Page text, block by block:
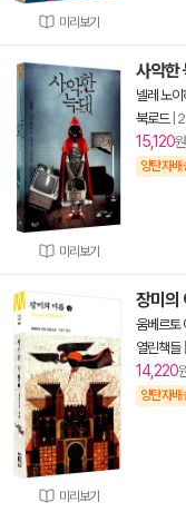
미리보기
미리보기
사악한
넬레 노
북로드|
15,120
양탄자배
미리보기
장미의
움베르토
열린책들|
14,220
양탄자배